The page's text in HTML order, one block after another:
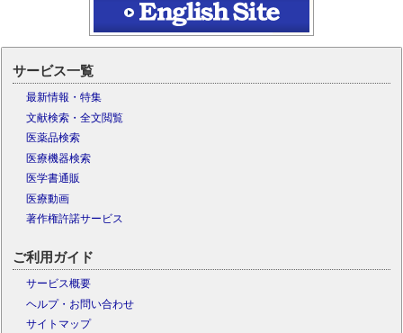
サービス一覧
最新情報・特集
文献検索・全文閲覧
医薬品検索
医療機器検索
医学書通販
医療動画
著作権許諾サービス
ご利用ガイド
サービス概要
ヘルプ・お問い合わせ
サイトマップ